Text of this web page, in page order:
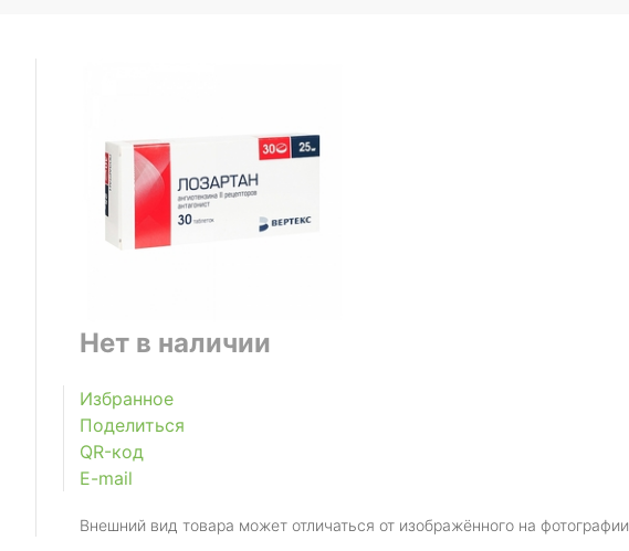
Нет в наличии
Избранное
Поделиться
QR-код
E-mail
Внешний вид товара может отличаться от изображённого на фотографии